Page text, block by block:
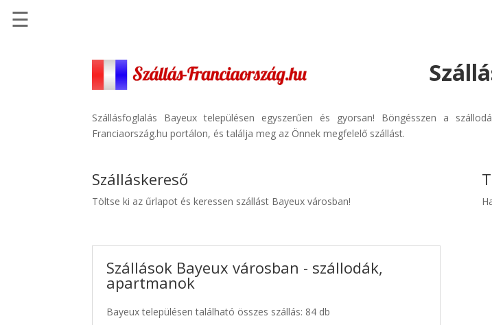
Szállásinfo.eu
Repülőjegy
Autóbérlés
☰
Szállásfoglalás Bayeux településen egyszerűen és gyorsan! Böngésszen a
Franciaország.hu portálon, és találja meg az Önnek megfelelő szállást.
Szálláskereső
Töltse ki az űrlapot és keressen szállást Bayeux városban!
Szállások Bayeux városban - szállodák,
apartmanok
Bayeux településen található összes szállás: 84 db